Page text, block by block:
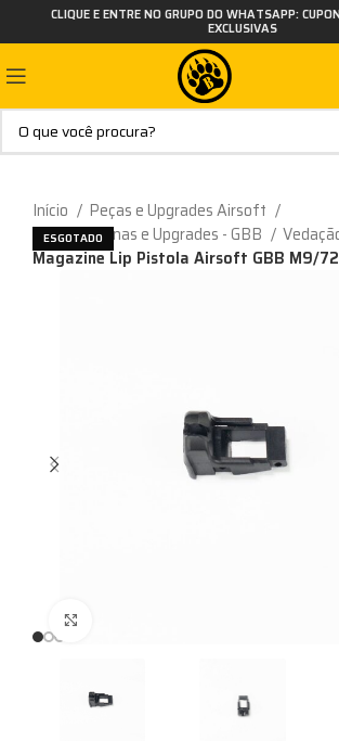
CLIQUE E ENTRE NO GRUPO DO WHATSAPP:
EXCLUSIVAS
Início
Peças e Upgrades Airsoft
Peças Internas e Upgrades - GBB
Magazine Lip Pistola Airsoft GBB M9/
ESGOTADO